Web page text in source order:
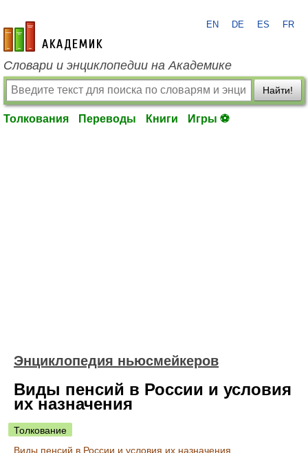
academic.ru
EN DE ES FR
Словари и энциклопедии на Академике
Найти!
Толкования Переводы Книги Игры ⚽
Энциклопедия ньюсмейкеров
Виды пенсий в России и условия
их назначения
Толкование
Виды пенсий в России и условия их назначения